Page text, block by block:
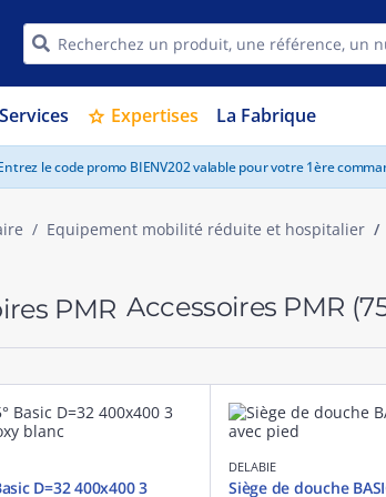
Services star Expertises La Fabrique
le code promo BIENV202 valable pour votre 1ère
Equipement mobilité réduite et hospitalier
Accessoires PMR
D=32 400x400 3
DELABIE
Siège de douche